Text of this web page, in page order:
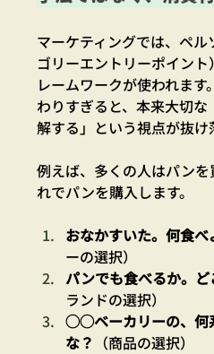
マーケティングでは、ペル
ゴリーエントリーポイン
レームワークが使われま
わりすぎると、本来大切
解する」という視点が抜け
例えば、多くの人はパン
れでパンを購入します。
おなかすいた。何食べ
ーの選択）
パンでも食べるか。
ランドの選択）
◯◯ベーカリーの、何
な？ （商品の選択）